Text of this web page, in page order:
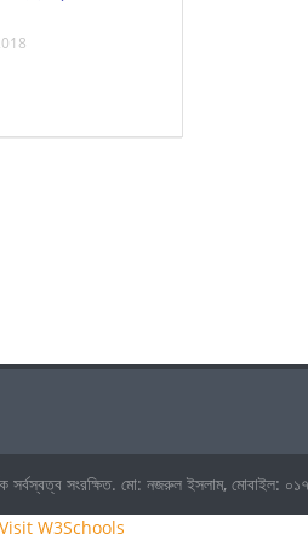
সংরক্ষিত. মো: নজরুল ইসলাম,
Visit W3Schools